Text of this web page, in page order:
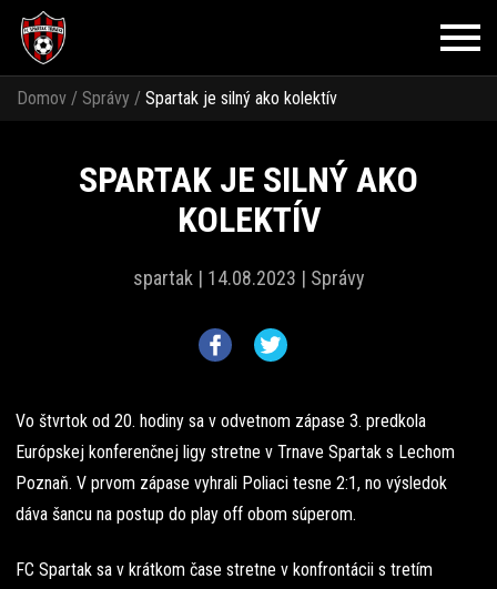
Domov / Správy / Spartak je silný ako kolektív
SPARTAK JE SILNÝ AKO
KOLEKTÍV
spartak | 14.08.2023 | Správy
Vo štvrtok od 20. hodiny sa v odvetnom zápase 3. predkola
Európskej konferenčnej ligy stretne v Trnave Spartak s Lechom
Poznaň. V prvom zápase vyhrali Poliaci tesne 2:1, no výsledok
dáva šancu na postup do play off obom súperom.
FC Spartak sa v krátkom čase stretne v konfrontácii s tretím